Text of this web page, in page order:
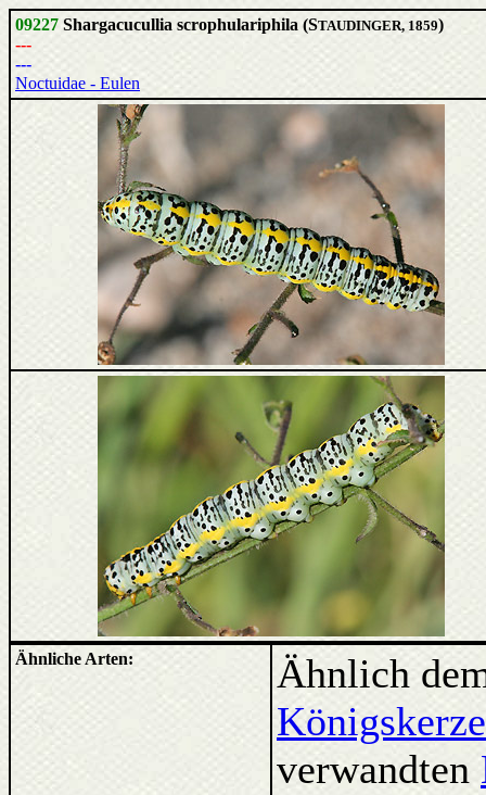
09227 Shargacucullia scrophulariphila (STAUDINGER, 1859)
---
---
Noctuidae - Eulen
Ähnliche Arten:
Ähnlich
verwandten